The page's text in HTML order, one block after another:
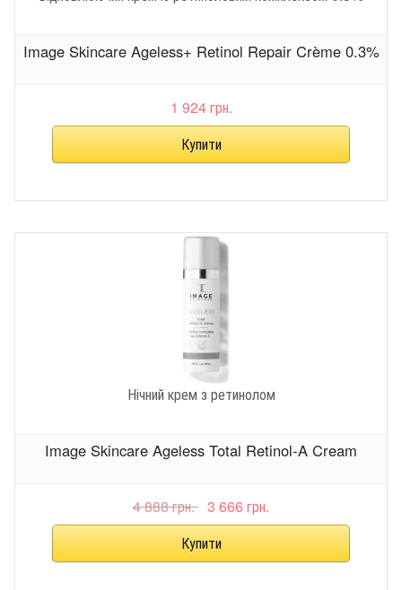
Image Skincare Ageless+ Retinol Repair Crème 0.3%
1 924 грн.
Нічний крем з ретинолом
Image Skincare Ageless Total Retinol-A Cream
4 888 грн. 3 666 грн.